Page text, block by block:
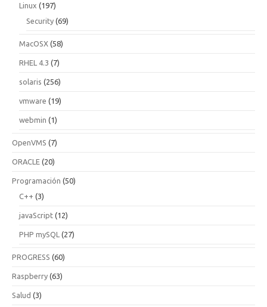
Linux (197)
Security (69)
MacOSX (58)
RHEL 4.3 (7)
solaris (256)
vmware (19)
webmin (1)
OpenVMS (7)
ORACLE (20)
Programación (50)
C++ (3)
javaScript (12)
PHP mySQL (27)
PROGRESS (60)
Raspberry (63)
Salud (3)